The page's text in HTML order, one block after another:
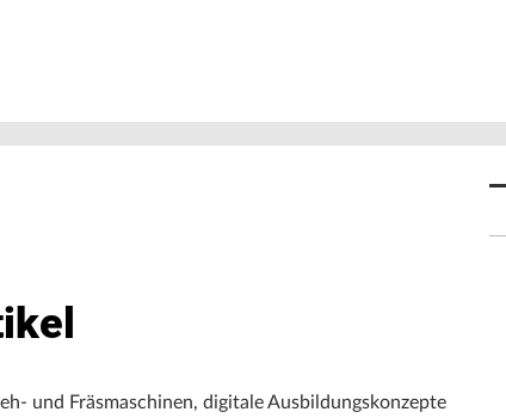
und Fräsmaschinen, digitale Ausbildungskonzepte